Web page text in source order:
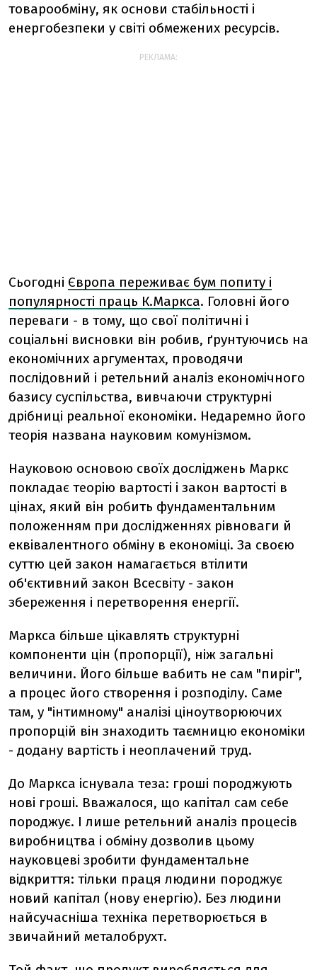
товарообміну, як основи стабільності і
енергобезпеки у світі обмежених ресурсів.
РЕКЛАМА:
Сьогодні Європа переживає бум попиту і
популярності праць К.Маркса. Головні його
переваги - в тому, що свої політичні і
соціальні висновки він робив, ґрунтуючись на
економічних аргументах, проводячи
послідовний і ретельний аналіз економічного
базису суспільства, вивчаючи структурні
дрібниці реальної економіки. Недаремно його
теорія названа науковим комунізмом.
Науковою основою своїх досліджень Маркс
покладає теорію вартості і закон вартості в
цінах, який він робить фундаментальним
положенням при дослідженнях рівноваги й
еквівалентного обміну в економіці. За своєю
суттю цей закон намагається втілити
об'єктивний закон Всесвіту - закон
збереження і перетворення енергії.
Маркса більше цікавлять структурні
компоненти цін (пропорції), ніж загальні
величини. Його більше вабить не сам "пиріг",
а процес його створення і розподілу. Саме
там, у "інтимному" аналізі ціноутворюючих
пропорцій він знаходить таємницю економіки
- додану вартість і неоплачений труд.
До Маркса існувала теза: гроші породжують
нові гроші. Вважалося, що капітал сам себе
породжує. І лише ретельний аналіз процесів
виробництва і обміну дозволив цьому
науковцеві зробити фундаментальне
відкриття: тільки праця людини породжує
новий капітал (нову енергію). Без людини
найсучасніша техніка перетворюється в
звичайний металобрухт.